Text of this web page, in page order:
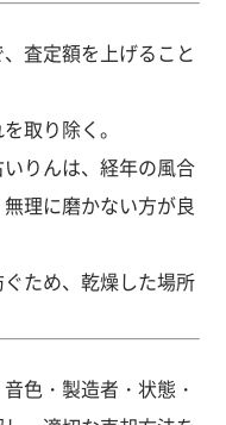
査定額を上げること
取り除く。
いりんは、経年の風合
理に磨かない方が良
ぐため、乾燥した場所
色・製造者・状態・